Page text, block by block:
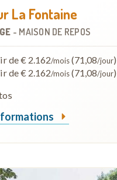
La Fontaine
- MAISON DE REPOS
de € 2.162/mois(71,08/jour)
de € 2.162/mois(71,08/jour)